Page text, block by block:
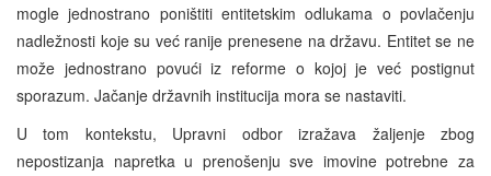
mogle jednostrano poništiti entitetskim odlukama o povlačenju
nadležnosti koje su već ranije prenesene na državu. Entitet se ne
može jednostrano povući iz reforme o kojoj je već postignut
sporazum. Jačanje državnih institucija mora se nastaviti.
U tom kontekstu, Upravni odbor izražava žaljenje zbog
nepostizanja napretka u prenošenju sve imovine potrebne za